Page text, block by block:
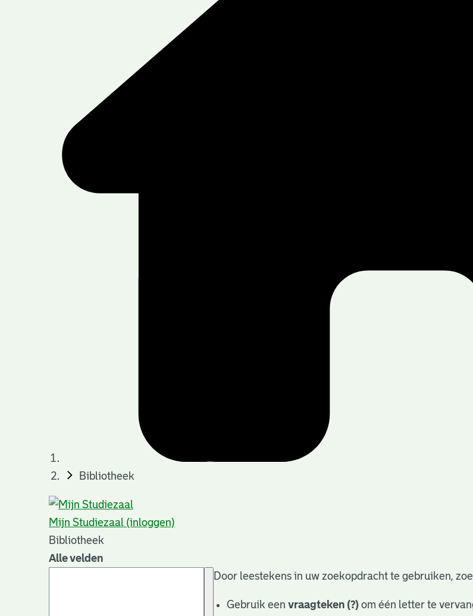
Bibliotheek
Mijn Studiezaal (inloggen)
Bibliotheek
Alle velden
Door leestekens in uw zoekopdracht te gebruiken,
Gebruik eenvraagteken (?) om één letter te